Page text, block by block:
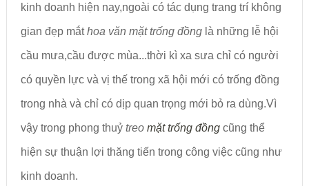
kinh doanh hiện nay,ngoài có tác dụng trang trí không
gian đẹp mắthoa văn mặt trống đồnglà những lễ hội
cầu mưa,cầu được mùa...thời kì xa sưa chỉ có người
có quyền lực và vị thế trong xã hội mới có trống đồng
trong nhà và chỉ có dịp quan trọng mới bỏ ra dùng.Vì
vậy trong phong thuỷ treo mặt trống đồngcũng thể
hiện sự thuận lợi thăng tiến trong công việc cũng như
kinh doanh.